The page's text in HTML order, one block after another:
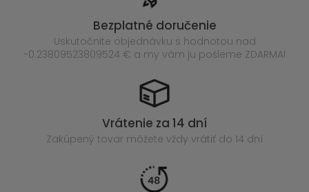
Bezplatné doručenie
Uskutočnite objednávku s hodnotou nad
-0.23809523809524 € a my vám ju pošleme ZDARMA!
Vrátenie za 14 dní
Zakúpený tovar môžete vždy vrátiť do 14 dní